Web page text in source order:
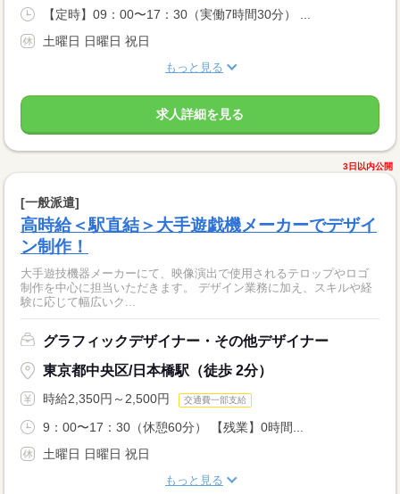
【定時】09：00〜17：30（実働7時間30分） ...
土曜日 日曜日 祝日
もっと見る
求人詳細を見る
3日以内公開
[一般派遣]
高時給＜駅直結＞大手遊戯機メーカーでデザイ
ン制作！
大手遊技機器メーカーにて、映像演出で使用されるテロップやロゴ
制作を中心に担当いただきます。 デザイン業務に加え、スキルや経
験に応じて幅広いク...
グラフィックデザイナー・その他デザイナー
東京都中央区/日本橋駅（徒歩 2分）
時給2,350円～2,500円 交通費一部支給
9：00〜17：30（休憩60分） 【残業】0時間...
土曜日 日曜日 祝日
もっと見る